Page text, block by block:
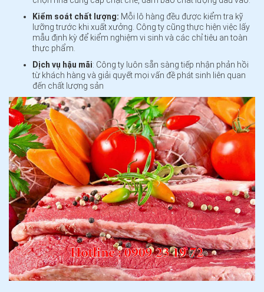
Kiểm soát chất lượng: Mỗi lô hàng đều được kiểm tra kỹ
lưỡng trước khi xuất xưởng. Công ty cũng thực hiện việc lấy
mẫu định kỳ để kiểm nghiệm vi sinh và các chỉ tiêu an toàn
thực phẩm.
Dịch vụ hậu mãi: Công ty luôn sẵn sàng tiếp nhận phản hồi
từ khách hàng và giải quyết mọi vấn đề phát sinh liên quan
đến chất lượng sản